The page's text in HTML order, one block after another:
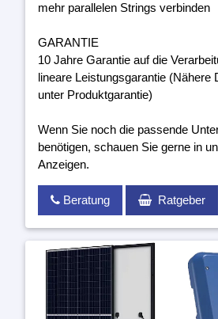
mehr parallelen Strings verbinden
GARANTIE
10 Jahre Garantie auf die
lineare Leistungsgarantie (Nähere
unter Produktgarantie)
Wenn Sie noch die passende
benötigen, schauen Sie gerne in
Anzeigen.
Beratung Ratgeber